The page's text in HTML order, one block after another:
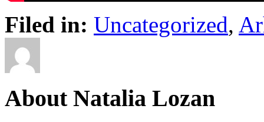
Filed in: Uncategorized,
About Natalia Lozan